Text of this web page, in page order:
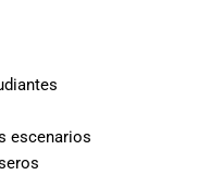
escenarios